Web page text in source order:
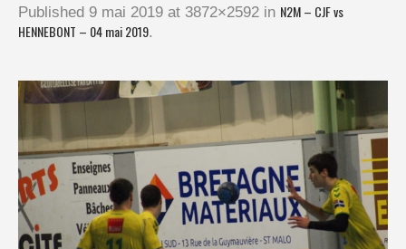
Published 9 mai 2019 at 3872×2592 in N2M – CJF vs
HENNEBONT – 04 mai 2019.